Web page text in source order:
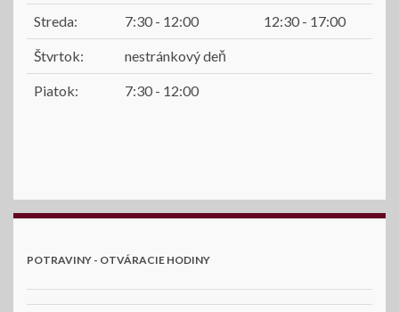
Streda: 7:30 - 12:00 12:30 - 17:00
Štvrtok: nestránkový deň
Piatok: 7:30 - 12:00
POTRAVINY - OTVÁRACIE HODINY